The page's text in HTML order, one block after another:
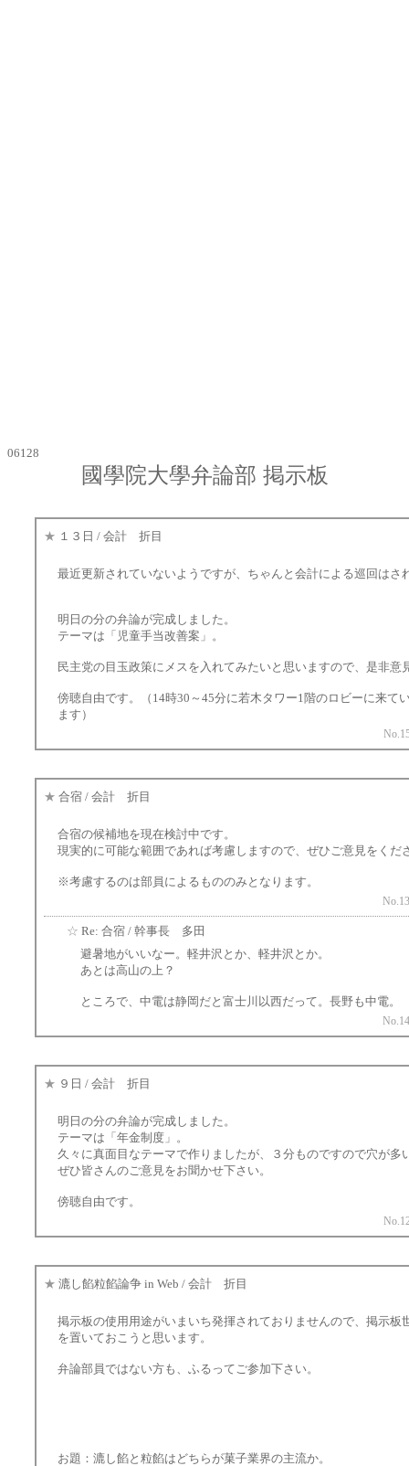
06128
國學院大學弁論部 掲示板
★ １３日 / 会計 折目
最近更新されていないようですが、ちゃんと会計による巡回はさ
明日の分の弁論が完成しました。
テーマは「児童手当改善案」。
民主党の目玉政策にメスを入れてみたいと思いますので、是非意
傍聴自由です。（14時30～45分に若木タワー1階のロビーに来て
ます）
★ 合宿 / 会計 折目
合宿の候補地を現在検討中です。
現実的に可能な範囲であれば考慮しますので、ぜひご意見をくだ
※考慮するのは部員によるもののみとなります。
☆ Re: 合宿 / 幹事長 多田
避暑地がいいなー。軽井沢とか、軽井沢とか。
あとは高山の上？
ところで、中電は静岡だと富士川以西だって。長野も中電。
★ ９日 / 会計 折目
明日の分の弁論が完成しました。
テーマは「年金制度」。
久々に真面目なテーマで作りましたが、３分ものですので穴が多
ぜひ皆さんのご意見をお聞かせ下さい。
傍聴自由です。
★ 漉し餡粒餡論争 in Web / 会計 折目
掲示板の使用用途がいまいち発揮されておりませんので、掲示板
を置いておこうと思います。
弁論部員ではない方も、ふるってご参加下さい。
お題：漉し餡と粒餡はどちらが菓子業界の主流か。